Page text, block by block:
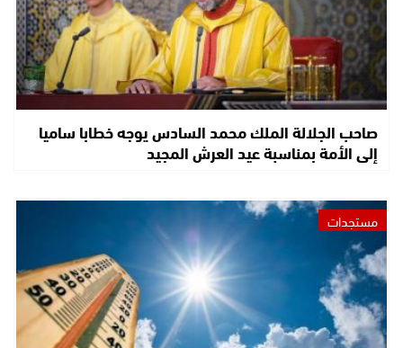
صاحب الجلالة الملك محمد السادس يوجه خطابا ساميا
إلى الأمة بمناسبة عيد العرش المجيد
مستجدات